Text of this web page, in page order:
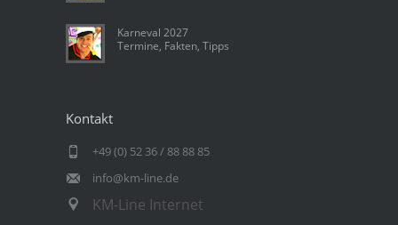
Karneval 2027
Termine, Fakten, Tipps
Kontakt
+49 (0) 52 36 / 88 88 85
info@km-line.de
KM-Line Internet